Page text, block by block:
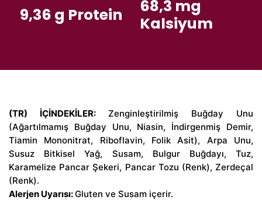
9,36 g Protein
68,3 mg
Kalsiyum
(TR) İÇİNDEKİLER: Zenginleştirilmiş Buğday Unu
(Ağartılmamış Buğday Unu, Niasin, İndirgenmiş Demir,
Tiamin Mononitrat, Riboflavin, Folik Asit), Arpa Unu,
Susuz Bitkisel Yağ, Susam, Bulgur Buğdayı, Tuz,
Karamelize Pancar Şekeri, Pancar Tozu (Renk), Zerdeçal
(Renk).
Alerjen Uyarısı:Gluten ve Susam içerir.